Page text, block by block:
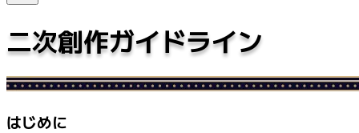
二次創作ガイドライン
はじめに